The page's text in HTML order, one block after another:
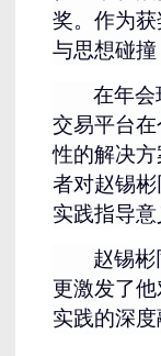
奖。作为
与思想碰
在年会
交易平台
性的解决
者对赵锡
实践指导
赵锡
更激发了
实践的深